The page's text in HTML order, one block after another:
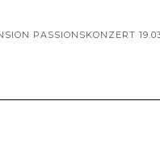
PASSIONSKONZERT